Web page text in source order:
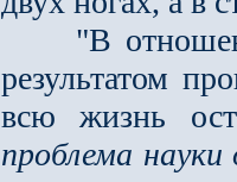
"В
результатом
всю жизнь
проблема